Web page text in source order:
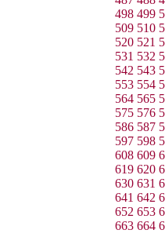
498 499
509 510
520 521
531 532
542 543
553 554
564 565
575 576
586 587
597 598
608 609
619 620
630 631
641 642
652 653
663 664